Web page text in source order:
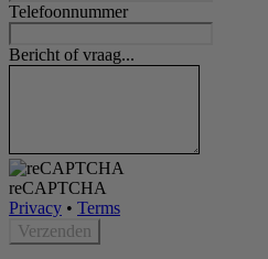
Telefoonnummer
Bericht of vraag...
reCAPTCHA
Privacy • Terms
Verzenden